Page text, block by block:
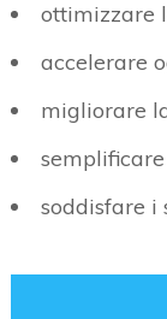
ottimizzare
accelerare
migliorare
soddisfare i